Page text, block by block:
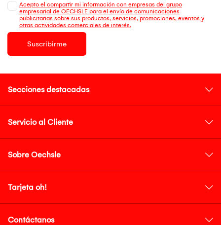
Acepto el compartir mi información con empresas del grupo
empresarial de OECHSLE para el envío de comunicaciones
publicitarias sobre sus productos, servicios, promociones, eventos y
otras actividades comerciales de interés.
Suscribirme
Secciones destacadas
Servicio al Cliente
Sobre Oechsle
Tarjeta oh!
Contáctanos